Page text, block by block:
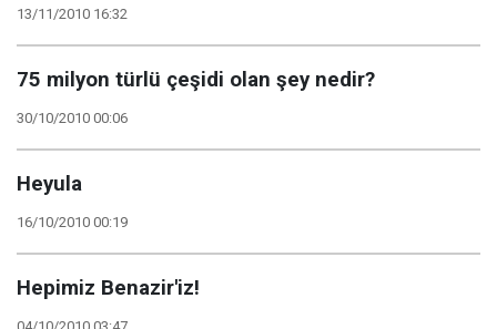
13/11/2010 16:32
75 milyon türlü çeşidi olan şey nedir?
30/10/2010 00:06
Heyula
16/10/2010 00:19
Hepimiz Benazir'iz!